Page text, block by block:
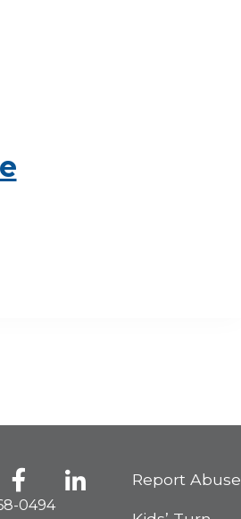
0494
Report Abuse